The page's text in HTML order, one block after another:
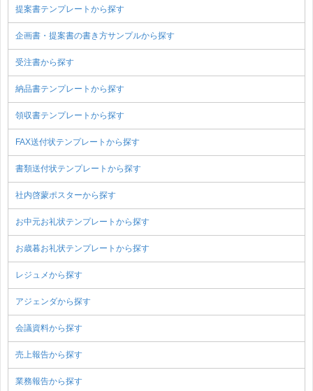
提案書テンプレートから探す
企画書・提案書の書き方サンプルから探す
受注書から探す
納品書テンプレートから探す
領収書テンプレートから探す
FAX送付状テンプレートから探す
書類送付状テンプレートから探す
社内啓蒙ポスターから探す
お中元お礼状テンプレートから探す
お歳暮お礼状テンプレートから探す
レジュメから探す
アジェンダから探す
会議資料から探す
売上報告から探す
業務報告から探す